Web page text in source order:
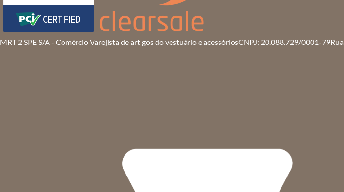
MRT 2 SPE S/A - Comércio Varejista de artigos do vestuário e acessóriosCNPJ: 20.088.729/0001-79